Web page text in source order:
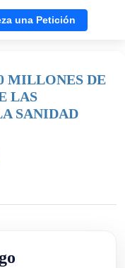
una Petición
MILLONES DE
LAS
SANIDAD